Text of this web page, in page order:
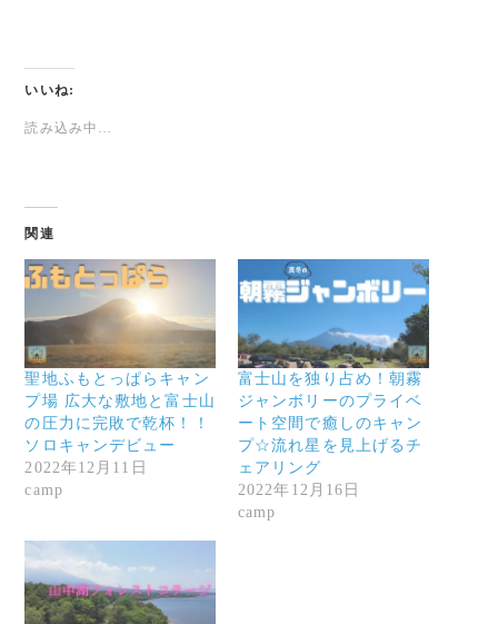
いいね:
読み込み中…
関連
聖地ふもとっぱらキャン
プ場 広大な敷地と富士山
の圧力に完敗で乾杯！！
ソロキャンデビュー
2022年12月11日
camp
富士山を独り占め！朝霧
ジャンボリーのプライベ
ート空間で癒しのキャン
プ☆流れ星を見上げるチ
ェアリング
2022年12月16日
camp